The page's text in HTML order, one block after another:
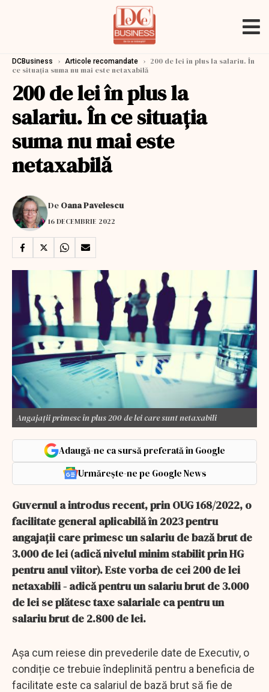
DCBusiness › Articole recomandate › 200 de lei în plus la salariu. În
ce situația suma nu mai este netaxabilă
200 de lei în plus la
salariu. În ce situația
suma nu mai este
netaxabilă
De Oana Pavelescu
16 DECEMBRIE 2022
Angajații primesc în plus 200 de lei care sunt netaxabili
Adaugă-ne ca sursă preferată în Google
Urmărește-ne pe Google News
Guvernul a introdus recent, prin OUG 168/2022, o
facilitate general aplicabilă în 2023 pentru
angajații care primesc un salariu de bază brut de
3.000 de lei (adică nivelul minim stabilit prin HG
pentru anul viitor). Este vorba de cei 200 de lei
netaxabili - adică pentru un salariu brut de 3.000
de lei se plătesc taxe salariale ca pentru un
salariu brut de 2.800 de lei.
Așa cum reiese din prevederile date de Executiv, o
condiție ce trebuie îndeplinită pentru a beneficia de
facilitate este ca salariul de bază brut să fie de